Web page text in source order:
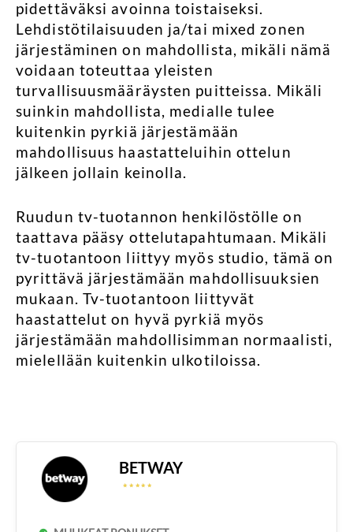
pidettäväksi avoinna toistaiseksi.
Lehdistötilaisuuden ja/tai mixed zonen
järjestäminen on mahdollista, mikäli nämä
voidaan toteuttaa yleisten
turvallisuusmääräysten puitteissa. Mikäli
suinkin mahdollista, medialle tulee
kuitenkin pyrkiä järjestämään
mahdollisuus haastatteluihin ottelun
jälkeen jollain keinolla.
Ruudun tv-tuotannon henkilöstölle on
taattava pääsy ottelutapahtumaan. Mikäli
tv-tuotantoon liittyy myös studio, tämä on
pyrittävä järjestämään mahdollisuuksien
mukaan. Tv-tuotantoon liittyvät
haastattelut on hyvä pyrkiä myös
järjestämään mahdollisimman normaalisti,
mielellään kuitenkin ulkotiloissa.
BETWAY
☆ ☆ ☆ ☆ ☆
☆ ☆ ☆ ☆ ☆